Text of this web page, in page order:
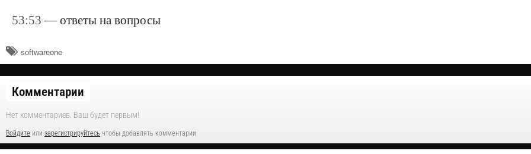
53:53 — ответы на вопросы
softwareone
Комментарии
Нет комментариев. Ваш будет первым!
Войдите или зарегистрируйтесь чтобы добавлять комментарии